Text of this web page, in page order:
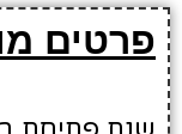
פרטים